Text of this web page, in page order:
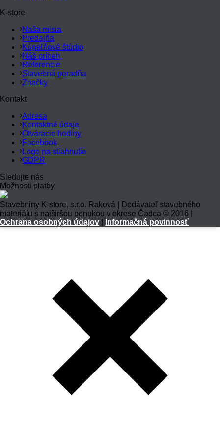
K-store
Naša misia
Predajňa
Kúpeľňové štúdio
Náš príbeh
Referencie
Stavebná poradňa
Značky
Kontakt
Adresa
Kontaktné údaje
Otváracie hodiny
Facebook
Logo na stiahnutie
GDPR
Sledujte nás
Možnosti platby
Stavebniny K-store, s.r.o. Raková | Dodávateľ stavebného
materiálu s najširšou ponukou v okrese Čadca © 2016 |
Ochrana osobných údajov
Informačná povinnosť